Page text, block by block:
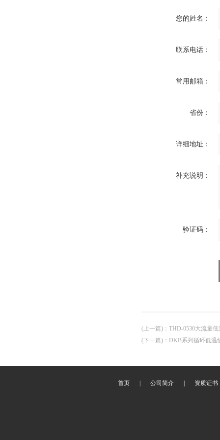
您的姓名：
联系电话：
常用邮箱：
省份：
详细地址：
补充说明：
验证码：
(上一篇) ： THD-0530大流量
(下一篇) ： DKB系列循环低温
首页 公司简介 资质证书